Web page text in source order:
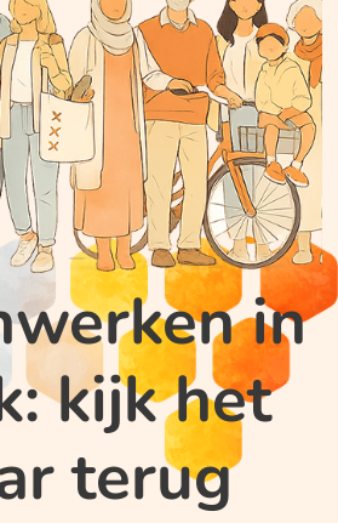
in
kijk het
terug